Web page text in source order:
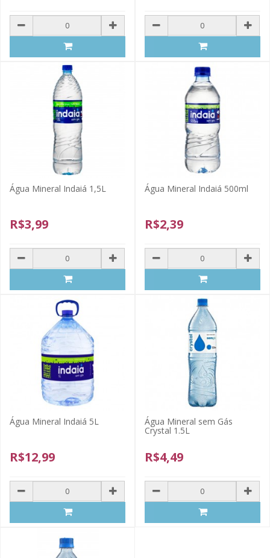
Água Mineral Indaiá 1,5L
R$3,99
Água Mineral Indaiá 500ml
R$2,39
Água Mineral Indaiá 5L
R$12,99
Água Mineral sem Gás
Crystal 1.5L
R$4,49